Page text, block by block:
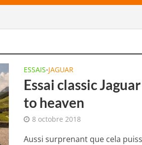
ESSAIS•JAGUAR
Essai classic
to heaven
8 octobre 2018
Aussi surprenant que cela